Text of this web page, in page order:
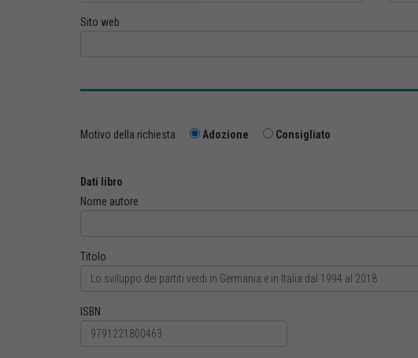
Sito web
Motivo della richiesta Adozione Consigliato
Dati libro
Nome autore
Titolo
ISBN